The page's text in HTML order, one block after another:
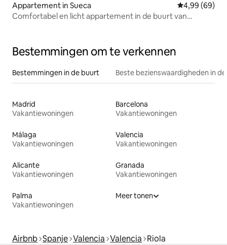
Appartement in Sueca Gemiddelde
4,99 (69)
Comfortabel en licht appartement in de buurt van
Bestemmingen om te verkennen
Bestemmingen in de buurt Beste bezienswaardigheden in
Madrid
Vakantiewoningen
Barcelona
Vakantiewoningen
Málaga
Vakantiewoningen
Valencia
Vakantiewoningen
Alicante
Vakantiewoningen
Granada
Vakantiewoningen
Palma
Vakantiewoningen
Meer tonen
Airbnb Spanje Valencia Valencia Riola